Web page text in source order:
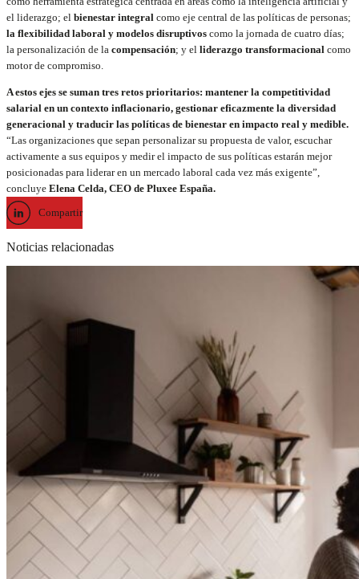
el liderazgo; el bienestar integral como eje central de las políticas de personas;
la flexibilidad laboral y modelos disruptivos como la jornada de cuatro días;
la personalización de la compensación; y el liderazgo transformacional como
motor de compromiso.
A estos ejes se suman tres retos prioritarios: mantener la competitividad
salarial en un contexto inflacionario, gestionar eficazmente la diversidad
generacional y traducir las políticas de bienestar en impacto real y medible.
“Las organizaciones que sepan personalizar su propuesta de valor, escuchar
activamente a sus equipos y medir el impacto de sus políticas estarán mejor
posicionadas para liderar en un mercado laboral cada vez más exigente”,
concluye Elena Celda, CEO de Pluxee España.
Compartir
Noticias relacionadas